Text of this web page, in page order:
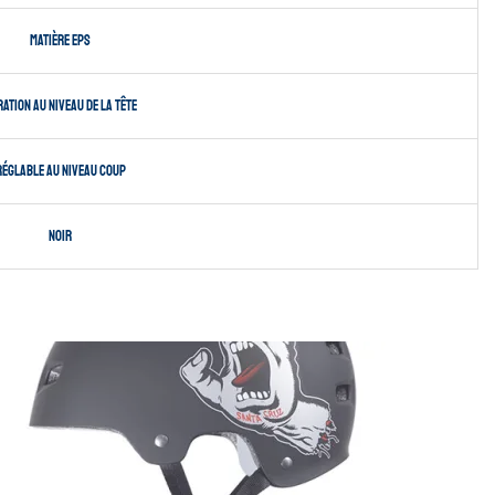
Matière EPS
au niveau de la tête
au niveau coup
Noir